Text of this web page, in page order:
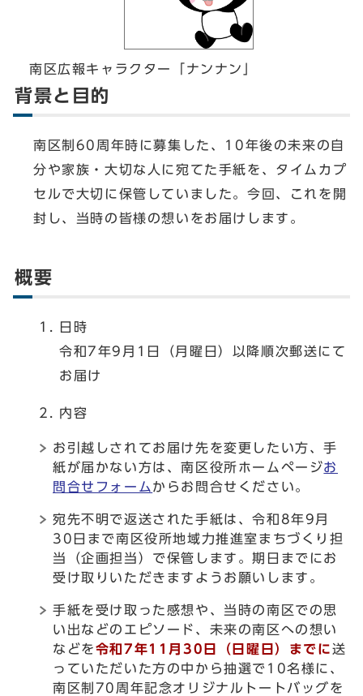
南区広報キャラクター「ナンナン」
背景と目的
南区制60周年時に募集した、10年後の未来の自
分や家族・大切な人に宛てた手紙を、タイムカプ
セルで大切に保管していました。今回、これを開
封し、当時の皆様の想いをお届けします。
概要
日時
令和7年9月1日（月曜日）以降順次郵送にて
お届け
内容
お引越しされてお届け先を変更したい方、手
紙が届かない方は、南区役所ホームページお
問合せフォームからお問合せください。
宛先不明で返送された手紙は、令和8年9月
30日まで南区役所地域力推進室まちづくり担
当（企画担当）で保管します。期日までにお
受け取りいただきますようお願いします。
手紙を受け取った感想や、当時の南区での思
い出などのエピソード、未来の南区への想い
などを令和7年11月30日（日曜日）までに送
っていただいた方の中から抽選で10名様に、
南区制70周年記念オリジナルトートバッグを